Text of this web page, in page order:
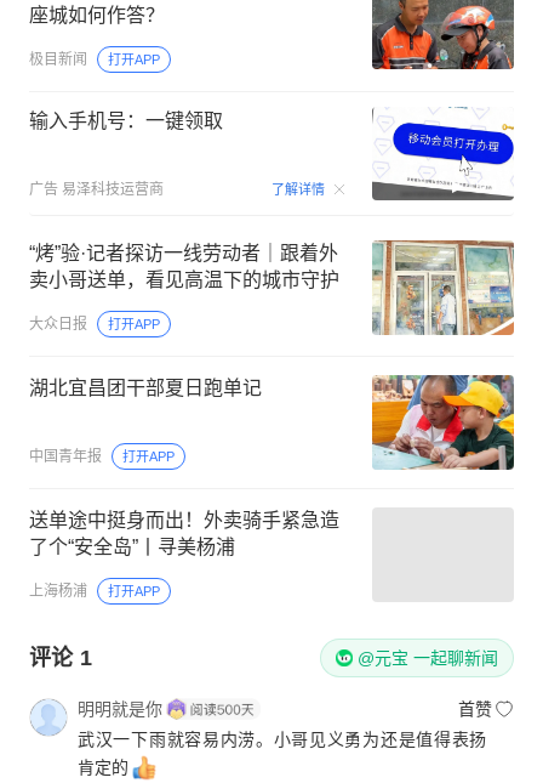
座城如何作答？
极目新闻 打开APP
输入手机号：一键领取
广告 易泽科技运营商 了解详情 00:15
“烤”验·记者探访一线劳动者｜跟着外
卖小哥送单，看见高温下的城市守护
大众日报 打开APP
湖北宜昌团干部夏日跑单记
中国青年报 打开APP
送单途中挺身而出！外卖骑手紧急造
了个“安全岛”丨寻美杨浦
上海杨浦 打开APP
评论 1 @元宝 一起聊新闻
明明就是你
首赞
武汉一下雨就容易内涝。小哥见义勇为还是值得表扬
肯定的